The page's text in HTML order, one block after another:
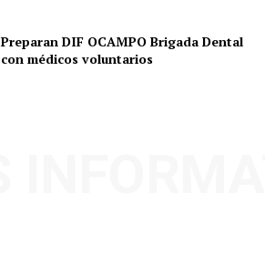
Preparan DIF OCAMPO Brigada Dental
con médicos voluntarios